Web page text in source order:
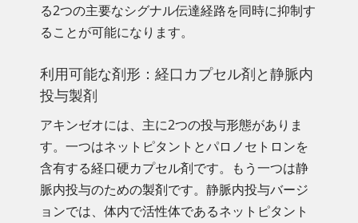
る2つの主要なシグナル伝達経路を同時に抑制す
ることが可能になります。
利用可能な剤形：経口カプセル剤と静脈内
投与製剤
アキンゼオには、主に2つの投与形態がありま
す。一つはネットピタントとパロノセトロンを
含有する経口硬カプセル剤です。もう一つは静
脈内投与のための製剤です。静脈内投与バージ
ョンでは、体内で活性体であるネットピタント